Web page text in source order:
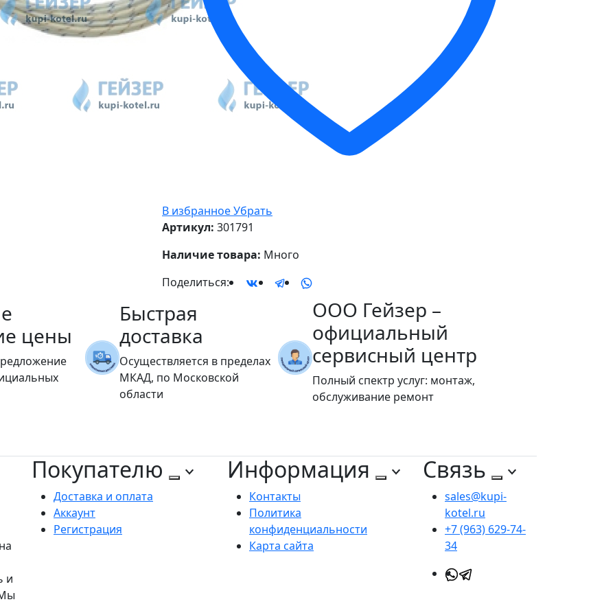
В избранноеУбрать
Артикул: 301791
Наличие товара: Много
Поделиться:
цены
Быстрая
доставка
Осуществляется в пределах
МКАД, по Московской
области
ООО Гейзер –
официальный
сервисный центр
Полный спектр услуг: монтаж,
обслуживание ремонт
и
Покупателю
Доставка и оплата
Аккаунт
Регистрация
Информация
Контакты
Политика
конфиденциальности
Карта сайта
Связь
sales@kupi-
kotel.ru
+7 (963) 629-74-
34